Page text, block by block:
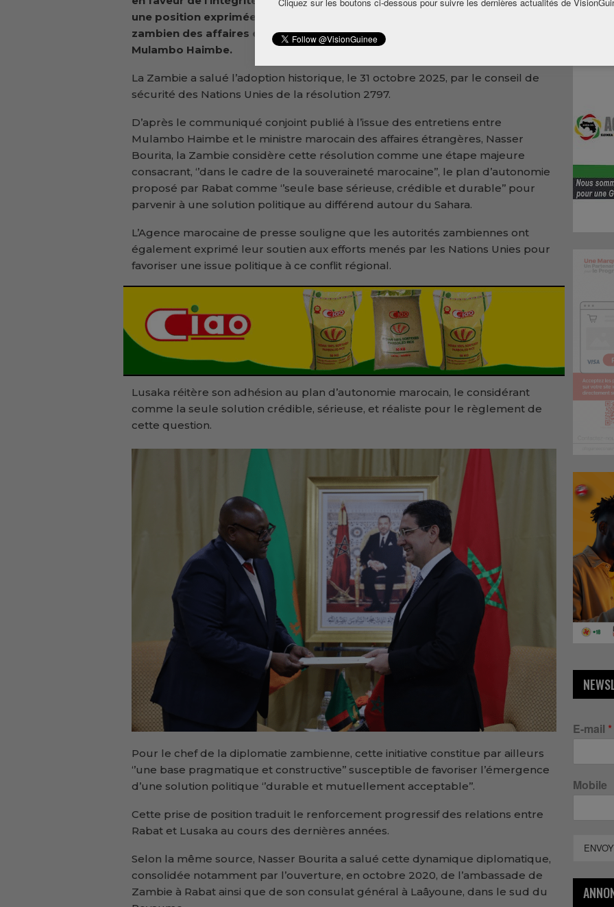
une position exprimée lors d’une visite officielle à Rabat du ministre
zambien des affaires étrangères et de la coopération internationale,
Mulambo Haimbe.
La Zambie a salué l’adoption historique, le 31 octobre 2025, par le conseil de
sécurité des Nations Unies de la résolution 2797.
D’après le communiqué conjoint publié à l’issue des entretiens entre
Mulambo Haimbe et le ministre marocain des affaires étrangères, Nasser
Bourita, la Zambie considère cette résolution comme une étape majeure
consacrant, ‘’dans le cadre de la souveraineté marocaine’’, le plan d’autonomie
proposé par Rabat comme ‘’seule base sérieuse, crédible et durable’’ pour
parvenir à une solution politique au différend autour du Sahara.
L’Agence marocaine de presse souligne que les autorités zambiennes ont
également exprimé leur soutien aux efforts menés par les Nations Unies pour
favoriser une issue politique à ce conflit régional.
Lusaka réitère son adhésion au plan d’autonomie marocain, le considérant
comme la seule solution crédible, sérieuse, et réaliste pour le règlement de
cette question.
Pour le chef de la diplomatie zambienne, cette initiative constitue par ailleurs
‘’une base pragmatique et constructive’’ susceptible de favoriser l’émergence
d’une solution politique ‘’durable et mutuellement acceptable’’.
Cette prise de position traduit le renforcement progressif des relations entre
Rabat et Lusaka au cours des dernières années.
Selon la même source, Nasser Bourita a salué cette dynamique diplomatique,
consolidée notamment par l’ouverture, en octobre 2020, de l’ambassade de
Zambie à Rabat ainsi que de son consulat général à Laâyoune, dans le sud du
E-mail *
Mobile